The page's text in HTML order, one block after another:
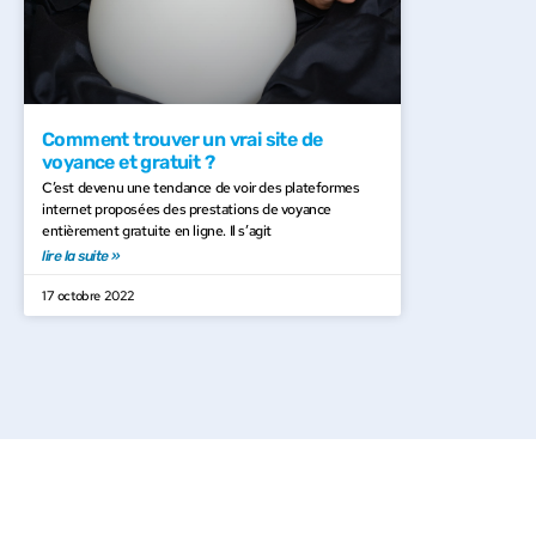
Comment trouver un vrai site de
voyance et gratuit ?
C’est devenu une tendance de voir des plateformes
internet proposées des prestations de voyance
entièrement gratuite en ligne. Il s’agit
lire la suite »
17 octobre 2022